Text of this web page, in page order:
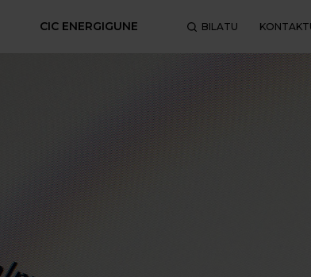
CIC ENERGIGUNE BILATU